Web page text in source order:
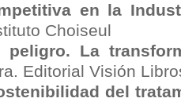
en la
Choiseul
La
Editorial Visión
del